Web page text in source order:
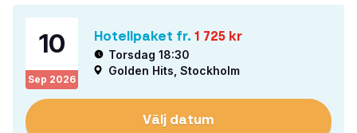
10
Sep 2026
Hotellpaket fr. 1 725 kr
Torsdag 18:30
Golden Hits, Stockholm
Välj datum